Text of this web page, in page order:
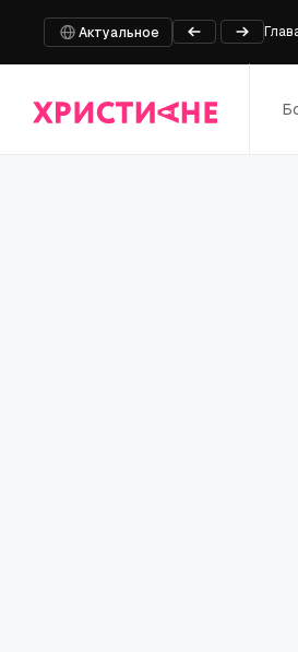
Актуальное
Что
Под